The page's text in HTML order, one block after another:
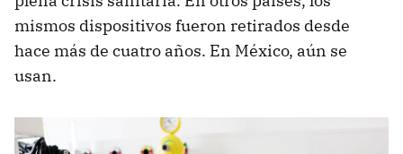
mismos dispositivos fueron retirados desde
hace más de cuatro años. En México, aún se
usan.